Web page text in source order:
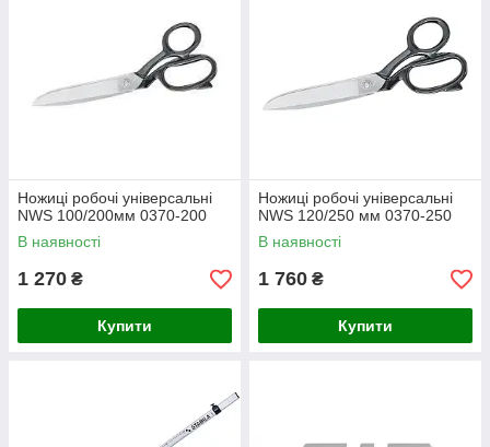
Ножиці робочі універсальні
NWS 100/200мм 0370-200
В наявності
1 270 ₴
Купити
Ножиці робочі універсальні
NWS 120/250 мм 0370-250
В наявності
1 760 ₴
Купити